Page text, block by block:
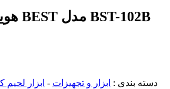
هویه قلمی 50 وات BEST مدل BST-102B
دسته بندی : ابزار و تجهیزات - ابزار لحیم